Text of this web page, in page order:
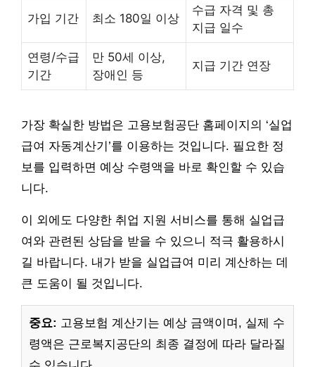
가입 기간 최소 180일 이상
수급 자격 및 총
지급 일수
연령/수급
기간
만 50세 이상,
장애인 등
지급 기간 연장
가장 확실한 방법은 고용보험공단 홈페이지의 ‘실업
급여 자동계산기’를 이용하는 것입니다. 필요한 정
보를 입력하면 예상 수령액을 바로 확인할 수 있습
니다.
이 외에도 다양한 취업 지원 서비스를 통해 실업급
여와 관련된 상담을 받을 수 있으니 적극 활용하시
길 바랍니다. 내가 받을 실업급여 미리 계산하는 데
큰 도움이 될 것입니다.
중요: 고용보험 계산기는 예상 금액이며, 실제 수
령액은 근로복지공단의 최종 결정에 따라 달라질